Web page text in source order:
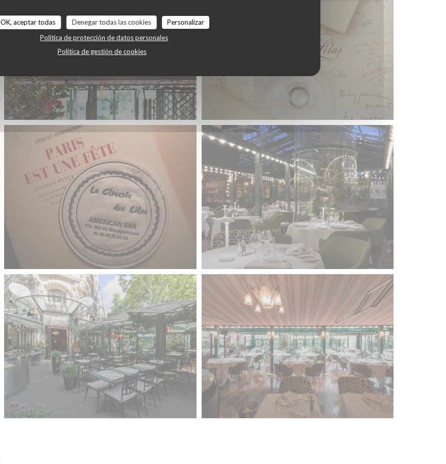
OK, aceptar todas Denegar todas las cookies
Personalizar
Política de protección de datos personales
Política de gestión de cookies